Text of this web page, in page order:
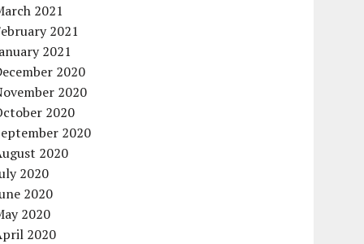
2021
2021
2021
2020
2020
2020
2020
2020
2020
2020
2020
2020